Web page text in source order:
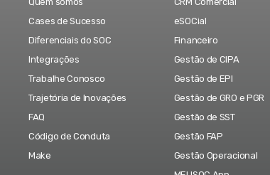
Cases de Sucesso
Diferenciais do SOC
Integrações
Trabalhe Conosco
Trajetória de Inovações
FAQ
Código de Conduta
Make
eSOCial
Financeiro
Gestão de CIPA
Gestão de EPI
Gestão de GRO e PGR
Gestão de SST
Gestão FAP
Gestão Operacional